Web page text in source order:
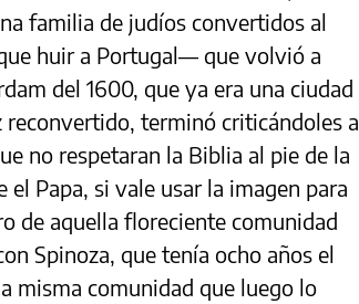
familia de judíos convertidos al
huir a Portugal–– que volvió a
del 1600, que ya era una ciudad
terminó criticándoles a
no respetaran la Biblia al pie de la
Papa, si vale usar la imagen para
de aquella floreciente comunidad
Spinoza, que tenía ocho años el
misma comunidad que luego lo